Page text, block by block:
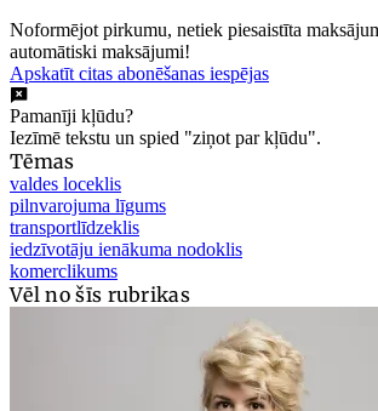
Noformējot pirkumu, netiek piesaistīta
automātiski maksājumi!
Apskatīt citas abonēšanas iespējas
Pamanīji kļūdu?
Iezīmē tekstu un spied "ziņot par kļūdu".
Tēmas
valdes loceklis
pilnvarojuma līgums
transportlīdzeklis
iedzīvotāju ienākuma nodoklis
komerclikums
Vēl no šīs rubrikas